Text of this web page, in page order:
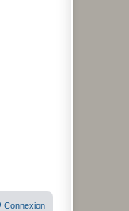
Connexion